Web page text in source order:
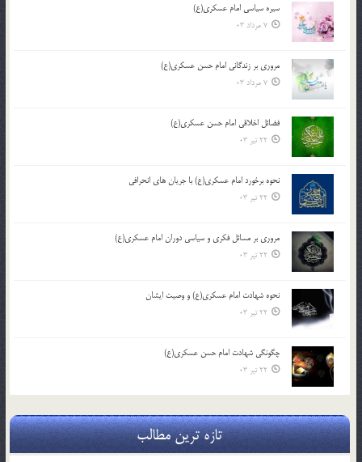
سیره سیاسی امام عسکری(ع)
7 مرداد 03
مروری بر زندگانی امام حسن عسکری(ع)
7 مرداد 03
فضائل اخلاقی امام حسن عسکری(ع)
22 تیر 03
نحوه برخورد امام عسکری(ع) با جریان های انحرافی
22 تیر 03
مروری بر مسائل فکری و سیاسی دوران امام عسکری(ع)
22 تیر 03
نحوه شهادت امام عسکری(ع) و وصیت ایشان
22 تیر 03
چگونگی شهادت امام حسن عسکری(ع)
22 تیر 03
تازه ترین مطالب